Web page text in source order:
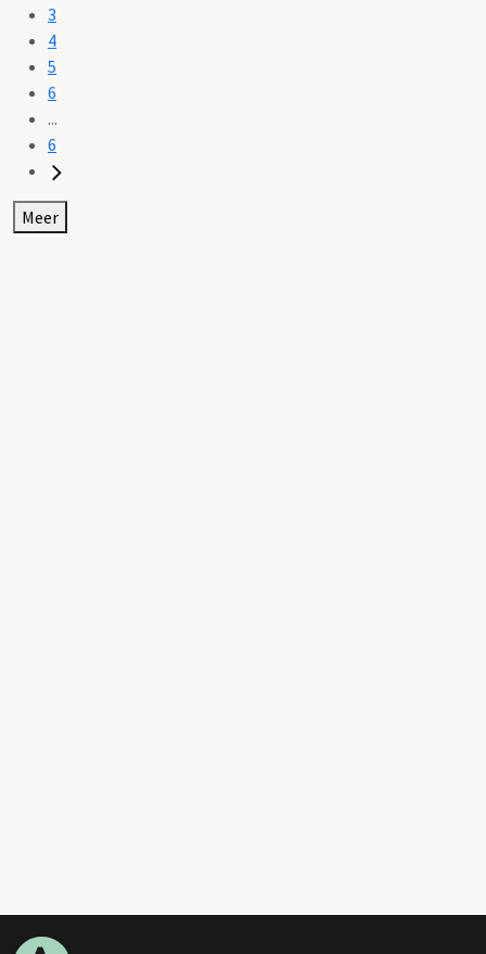
3
4
5
6
...
6
Meer